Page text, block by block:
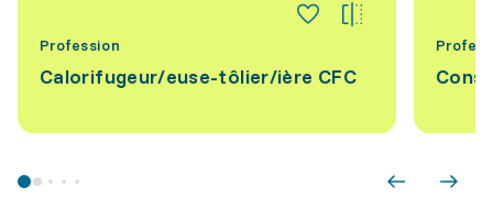
Profession
Calorifugeur/euse-tôlier/ière CFC